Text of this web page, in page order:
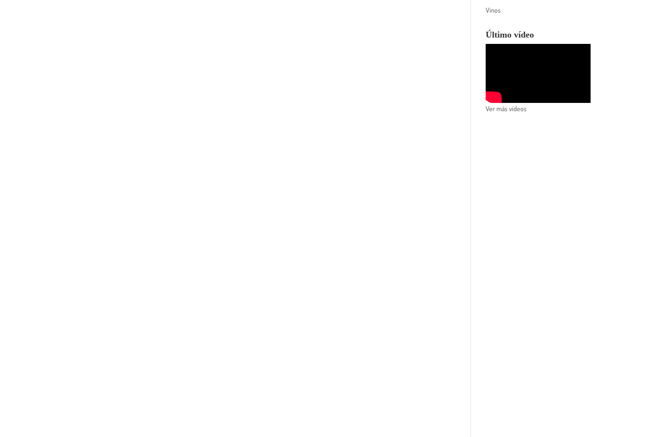
Vinos
Último vídeo
Ver más vídeos